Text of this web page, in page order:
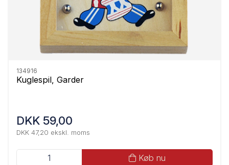
134916
Kuglespil, Garder
DKK 59,00
DKK 47,20 ekskl. moms
Køb nu